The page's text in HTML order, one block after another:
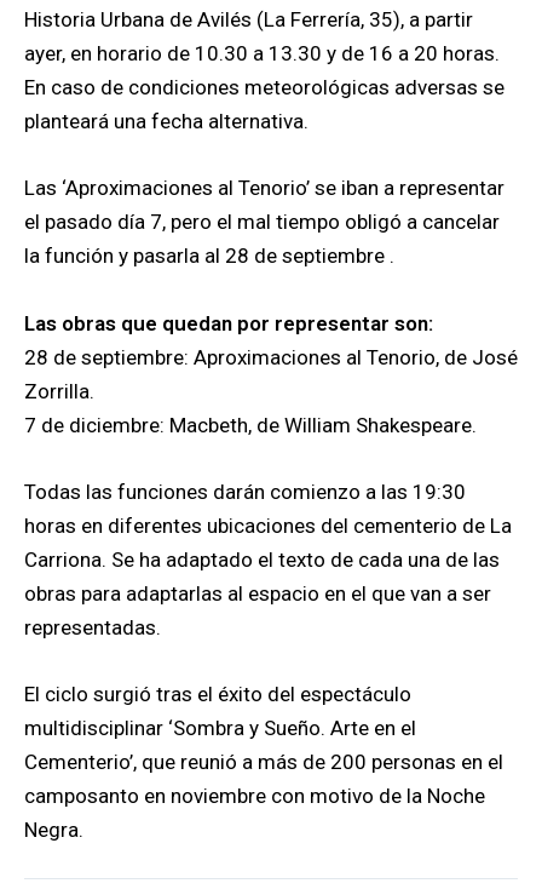
Historia Urbana de Avilés (La Ferrería, 35), a partir
ayer, en horario de 10.30 a 13.30 y de 16 a 20 horas.
En caso de condiciones meteorológicas adversas se
planteará una fecha alternativa.
Las ‘Aproximaciones al Tenorio’ se iban a representar
el pasado día 7, pero el mal tiempo obligó a cancelar
la función y pasarla al 28 de septiembre .
Las obras que quedan por representar son:
28 de septiembre: Aproximaciones al Tenorio, de José
Zorrilla.
7 de diciembre: Macbeth, de William Shakespeare.
Todas las funciones darán comienzo a las 19:30
horas en diferentes ubicaciones del cementerio de La
Carriona. Se ha adaptado el texto de cada una de las
obras para adaptarlas al espacio en el que van a ser
representadas.
El ciclo surgió tras el éxito del espectáculo
multidisciplinar ‘Sombra y Sueño. Arte en el
Cementerio’, que reunió a más de 200 personas en el
camposanto en noviembre con motivo de la Noche
Negra.